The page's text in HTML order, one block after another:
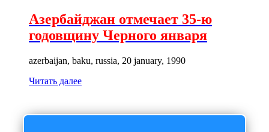
Азербайджан отмечает 35-ю
годовщину Черного января
azerbaijan, baku, russia, 20 january, 1990
Читать далее